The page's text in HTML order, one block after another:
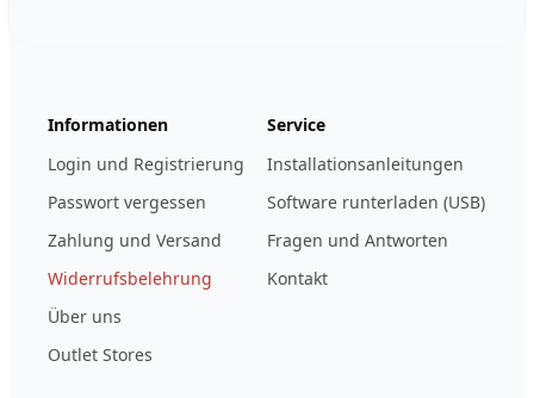
Informationen
Login und Registrierung
Passwort vergessen
Zahlung und Versand
Widerrufsbelehrung
Über uns
Outlet Stores
Service
Installationsanleitungen
Software runterladen (USB)
Fragen und Antworten
Kontakt